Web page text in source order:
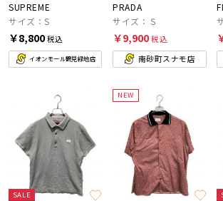
SUPREME
サイズ：S
￥8,800税込
イオンモール鶴見緑地店
PRADA
サイズ：Ｓ
￥9,900税込
南砂町スナモ店
SALE
NEW